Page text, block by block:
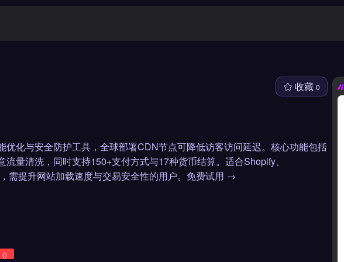
收藏 0
优化与安全防护工具，全球部署CDN节点可降低访客访问延迟。核心功能包括
量清洗，同时支持150+支付方式与17种货币结算。适合Shopify、
需提升网站加载速度与交易安全性的用户。免费试用 →
0